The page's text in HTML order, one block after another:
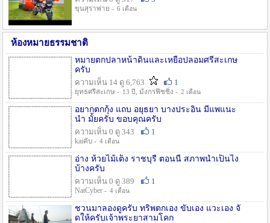
ขุนสุราพ่าย - 6 เดือน
ห้องหมายธรรมชาติ
หมายตกปลาหน้าดินและเหยื่อปลอมศรีสะเกษ
ครับ
ความเห็น 14 ดู 6,763
1
ยุทธศรีสะเกษ - 13 ปี , มังกรฟิชชิ่ง - 2 เดือน
อยากตกกุ้ง แถบ อยุธยา บางประอิน มีแพแนะ
นำ มั้ยครับ ขอบคุณครับ
ความเห็น 0 ดู 343
1
kaiคับ - 4 เดือน
อ่าง ห้วยไม้เต็ง ราชบุรี ตอนนี้ สภาพน้ำเป็นไง
บ้างครับ
ความเห็น 0 ดู 389
1
NatCyber - 4 เดือน
ชวนมาลองดูครับ ทริพตกเอง ขับเอง แวะเอง จั
ดให้ครับเจ้าพระยาสามโคก